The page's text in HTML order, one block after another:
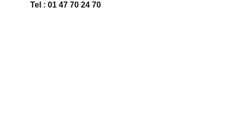
Tel : 01 47 70 24 70